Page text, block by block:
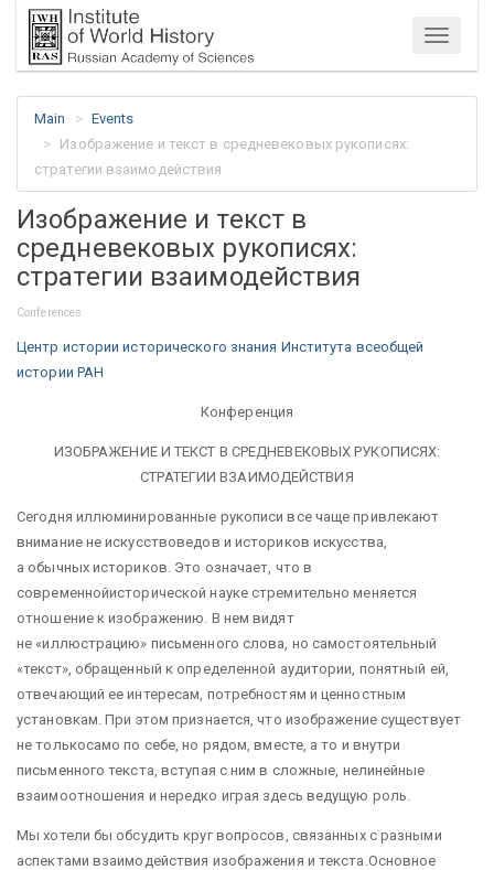
Menu
Main
Events
Изображение и текст в средневековых рукописях:
стратегии взаимодействия
Изображение и текст в
средневековых рукописях:
стратегии взаимодействия
Conferences
Центр истории исторического знания Института всеобщей
истории РАН
Конференция
ИЗОБРАЖЕНИЕ И ТЕКСТ В СРЕДНЕВЕКОВЫХ РУКОПИСЯХ:
СТРАТЕГИИ ВЗАИМОДЕЙСТВИЯ
Сегодня иллюминированные рукописи все чаще привлекают
внимание не искусствоведов и историков искусства,
а обычных историков. Это означает, что в
современнойисторической науке стремительно меняется
отношение к изображению. В нем видят
не «иллюстрацию» письменного слова, но самостоятельный
«текст», обращенный к определенной аудитории, понятный ей,
отвечающий ее интересам, потребностям и ценностным
установкам. При этом признается, что изображение существует
не толькосамо по себе, но рядом, вместе, а то и внутри
письменного текста, вступая с ним в сложные, нелинейные
взаимоотношения и нередко играя здесь ведущую роль.
Мы хотели бы обсудить круг вопросов, связанных с разными
аспектами взаимодействия изображения и текста.Основное